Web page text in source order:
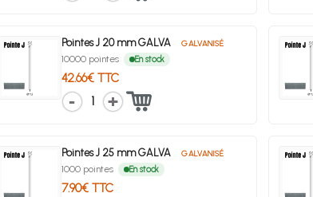
Pointes J 20 mm GALVA GALVANISÉ
10000 pointes En stock
42.66€ TTC
1
Pointes J 25 mm GALVA GALVANISÉ
1000 pointes En stock
7.90€ TTC